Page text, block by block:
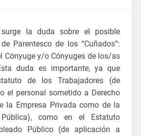
surge la duda sobre el posible
Parentesco de los “Cuñados”:
Cónyuge y/o Cónyuges de los/as
duda es importante, ya que
de los Trabajadores (de
el personal sometido a Derecho
la Empresa Privada como de la
Pública), como en el Estatuto
Público (de aplicación a